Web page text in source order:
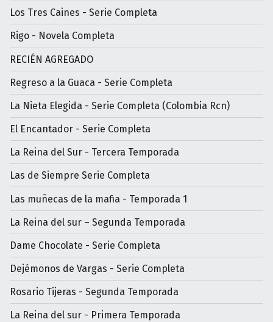
Los Tres Caines - Serie Completa
Rigo - Novela Completa
RECIÉN AGREGADO
Regreso a la Guaca - Serie Completa
La Nieta Elegida - Serie Completa (Colombia Rcn)
El Encantador - Serie Completa
La Reina del Sur - Tercera Temporada
Las de Siempre Serie Completa
Las muñecas de la mafia - Temporada 1
La Reina del sur – Segunda Temporada
Dame Chocolate - Serie Completa
Dejémonos de Vargas - Serie Completa
Rosario Tijeras - Segunda Temporada
La Reina del sur - Primera Temporada